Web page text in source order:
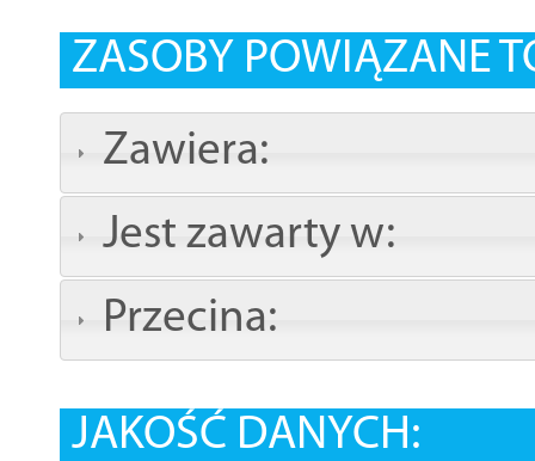
ZASOBY POWIĄZANE
Zawiera:
Jest zawarty w:
Przecina:
JAKOŚĆ DANYCH: